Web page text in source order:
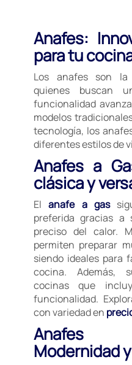
Anafes:
para tu
Los anafes son
quienes buscan
funcionalidad
modelos
tecnología, los
diferentes estilos de
Anafes a
clásica y
Elanafe a gas
preferida gracias
preciso del calor.
permiten preparar
siendo ideales para
cocina. Además,
cocinas que
funcionalidad.
con variedad en
Anafes
Modernidad